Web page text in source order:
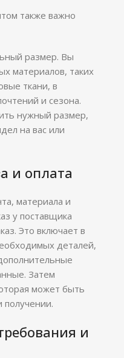
также важно
размер. Вы
материалов, таких
ткани, в
и сезона.
нужный размер,
на вас или
и оплата
материала и
у поставщика
Это включает в
деталей,
Затем
может быть
получении.
и